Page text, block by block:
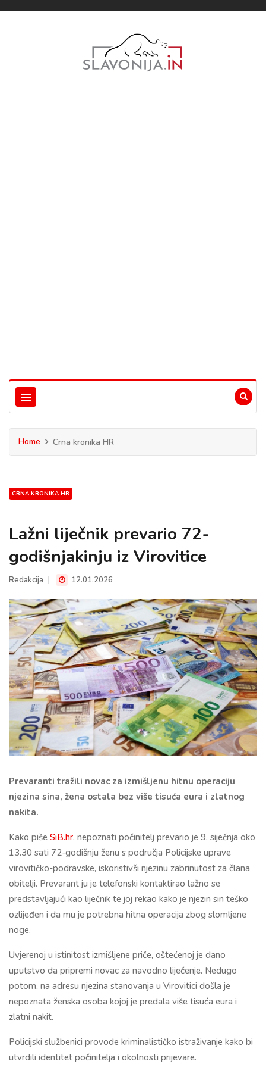
Home Crna kronika HR
CRNA KRONIKA HR
Lažni liječnik prevario 72-
godišnjakinju iz Virovitice
Redakcija 12.01.2026
Prevaranti tražili novac za izmišljenu hitnu operaciju
njezina sina, žena ostala bez više tisuća eura i zlatnog
nakita.
Kako piše SiB.hr, nepoznati počinitelj prevario je 9. siječnja oko
13.30 sati 72-godišnju ženu s područja Policijske uprave
virovitičko-podravske, iskoristivši njezinu zabrinutost za člana
obitelji. Prevarant ju je telefonski kontaktirao lažno se
predstavljajući kao liječnik te joj rekao kako je njezin sin teško
ozlijeđen i da mu je potrebna hitna operacija zbog slomljene
noge.
Uvjerenoj u istinitost izmišljene priče, oštećenoj je dano
uputstvo da pripremi novac za navodno liječenje. Nedugo
potom, na adresu njezina stanovanja u Virovitici došla je
nepoznata ženska osoba kojoj je predala više tisuća eura i
zlatni nakit.
Policijski službenici provode kriminalističko istraživanje kako bi
utvrdili identitet počinitelja i okolnosti prijevare.